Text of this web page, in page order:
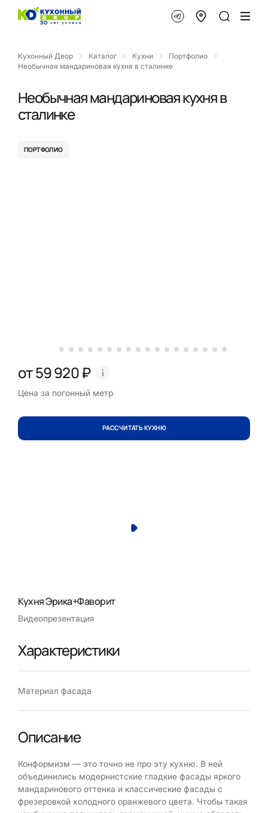
Кухонный Двор Каталог Кухни
Портфолио
Необычная мандариновая кухня в сталинке
Необычная мандариновая кухня в
сталинке
ПОРТФОЛИО
от 59 920 ₽
Цена за погонный метр
РАССЧИТАТЬ КУХНЮ
Кухня Эрика+Фаворит
Видеопрезентация
Характеристики
Материал фасада
Описание
Конформизм — это точно не про эту кухню. В ней
объединились модернистские гладкие фасады яркого
мандаринового оттенка и классические фасады с
фрезеровкой холодного оранжевого цвета. Чтобы такая